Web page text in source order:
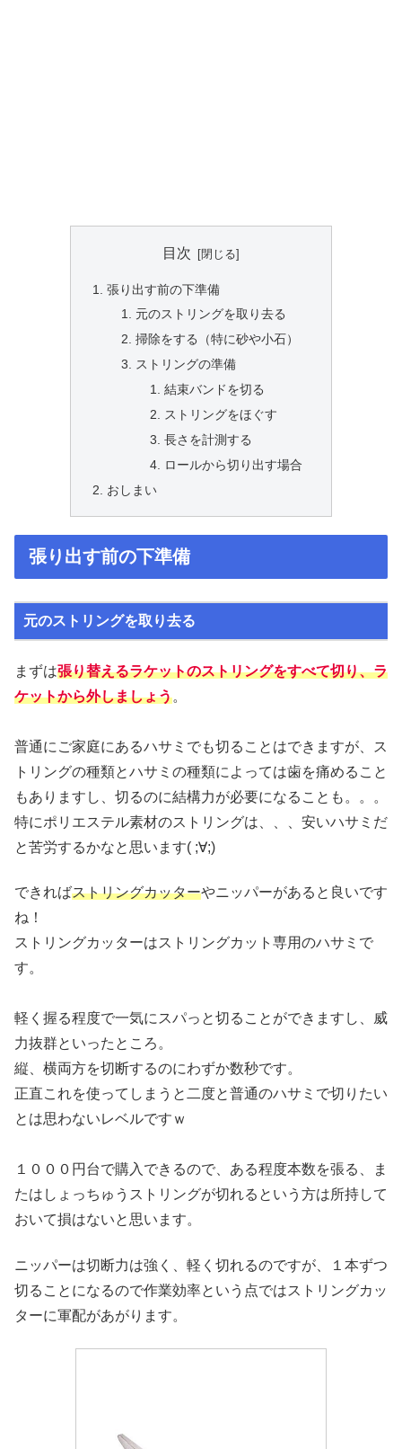
目次
張り出す前の下準備
元のストリングを取り去る
掃除をする（特に砂や小石）
ストリングの準備
結束バンドを切る
ストリングをほぐす
長さを計測する
ロールから切り出す場合
おしまい
張り出す前の下準備
元のストリングを取り去る
まずは張り替えるラケットのストリングをすべて切り、ラ
ケットから外しましょう。
普通にご家庭にあるハサミでも切ることはできますが、ス
トリングの種類とハサミの種類によっては歯を痛めること
もありますし、切るのに結構力が必要になることも。。。
特にポリエステル素材のストリングは、、、安いハサミだ
と苦労するかなと思います( ;∀;)
できればストリングカッターやニッパーがあると良いです
ね！
ストリングカッターはストリングカット専用のハサミで
す。
軽く握る程度で一気にスパっと切ることができますし、威
力抜群といったところ。
縦、横両方を切断するのにわずか数秒です。
正直これを使ってしまうと二度と普通のハサミで切りたい
とは思わないレベルですｗ
１０００円台で購入できるので、ある程度本数を張る、ま
たはしょっちゅうストリングが切れるという方は所持して
おいて損はないと思います。
ニッパーは切断力は強く、軽く切れるのですが、１本ずつ
切ることになるので作業効率という点ではストリングカッ
ターに軍配があがります。